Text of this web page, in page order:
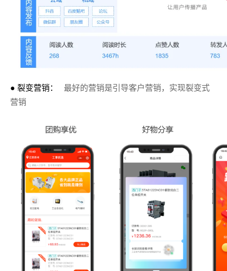
● 裂变营销：
最好的营销是引导客户营销，实现裂变式
营销